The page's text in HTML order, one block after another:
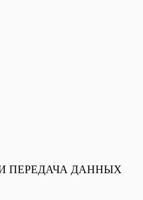
ПЕРЕДАЧА ДАННЫХ